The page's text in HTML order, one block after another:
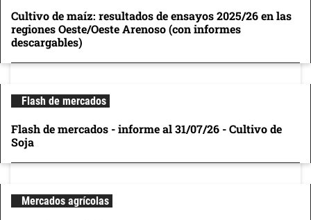
Cultivo de maíz: resultados de ensayos 2025/26 en las
regiones Oeste/Oeste Arenoso (con informes
descargables)
Flash de mercados
Flash de mercados - informe al 31/07/26 - Cultivo de
Soja
Mercados agrícolas